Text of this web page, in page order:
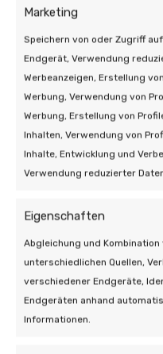
Marketing
Speichern von oder Zugriff
Endgerät, Verwendung
Werbeanzeigen, Erstellung
Werbung, Verwendung von
Werbung, Erstellung von
Inhalten, Verwendung von
Inhalte, Entwicklung und
Verwendung reduzierter
Eigenschaften
Abgleichung und Kombination
unterschiedlichen Quellen,
verschiedener Endgeräte,
Endgeräten anhand
Informationen.
Wir sind
Haben Sie eine
Hilfe? Schicken
unser Team wird